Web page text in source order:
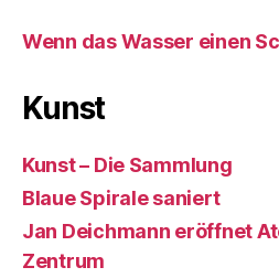
Wenn das Wasser einen
Kunst
Kunst – Die Sammlung
Blaue Spirale saniert
Jan Deichmann eröffnet
Zentrum